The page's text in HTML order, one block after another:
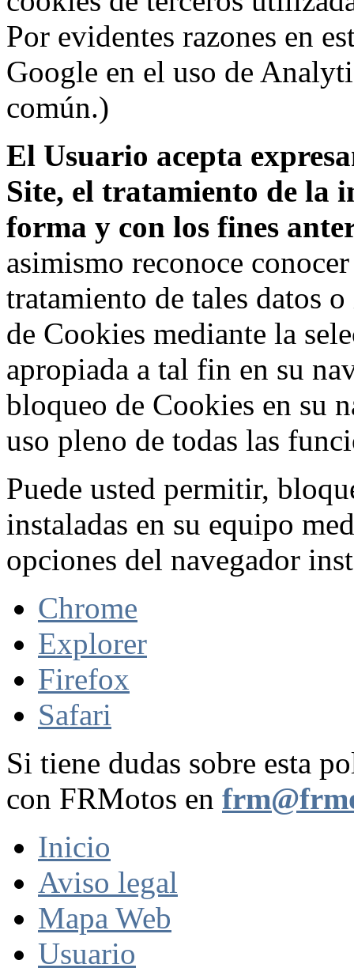
Por evidentes razones en
Google en el uso de
común.)
El Usuario acepta
Site, el tratamiento de la
forma y con los fines
asimismo reconoce
tratamiento de tales datos
de Cookies mediante la
apropiada a tal fin en su
bloqueo de Cookies en su
uso pleno de todas las
Puede usted permitir,
instaladas en su equipo
opciones del navegador
Chrome
Explorer
Firefox
Safari
Si tiene dudas sobre esta
con FRMotos en
Inicio
Aviso legal
Mapa Web
Usuario